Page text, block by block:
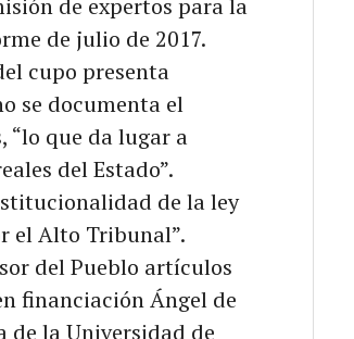
de expertos para la
de julio de 2017.
cupo presenta
se documenta el
“lo que da lugar a
del Estado”.
de la ley
el Alto Tribunal”.
del Pueblo artículos
financiación Ángel de
de la Universidad de